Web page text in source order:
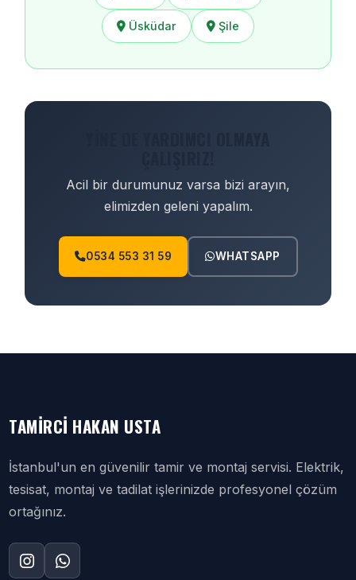
Üsküdar Şile
Acil bir durumunuz varsa bizi arayın,
elimizden geleni yapalım.
0534 553 31 59 WHATSAPP
TAMIRCI HAKAN USTA
İstanbul'un en güvenilir tamir ve montaj servisi. Elektrik,
tesisat, montaj ve tadilat işlerinizde profesyonel çözüm
ortağınız.